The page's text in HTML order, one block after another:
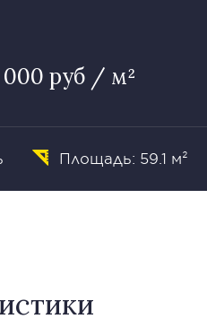
руб / м²
Площадь: 59.1 м²